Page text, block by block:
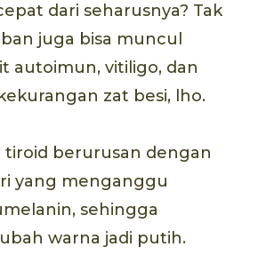
dari seharusnya? Tak
juga bisa muncul
autoimun, vitiligo, dan
zat besi, lho.
berurusan dengan
yang menganggu
sehingga
warna jadi putih.